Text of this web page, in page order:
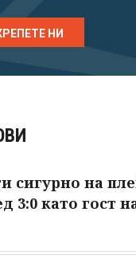
НИ
сигурно на
3:0 като гост